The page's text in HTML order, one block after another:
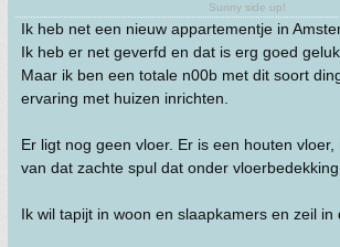
Sunny side up!
Ik heb net een nieuw appartementje in
Ik heb er net geverfd en dat is erg goed
Maar ik ben een totale n00b met dit soort
ervaring met huizen inrichten.
Er ligt nog geen vloer. Er is een houten
van dat zachte spul dat onder vloerbedekking
Ik wil tapijt in woon en slaapkamers en zeil in